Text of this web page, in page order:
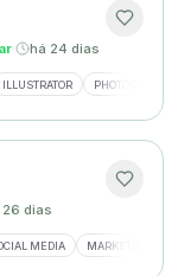
· há 24 dias
ILLUSTRATOR PHOTOSHOP
26 dias
MEDIA MARKETING